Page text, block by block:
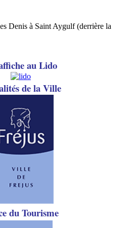
Denis à Saint Aygulf (derrière la
au Lido
de la Ville
du Tourisme